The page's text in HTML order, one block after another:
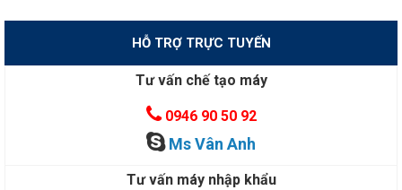
HỖ TRỢ TRỰC TUYẾN
Tư vấn chế tạo máy
0946 90 50 92
Ms Vân Anh
Tư vấn máy nhập khẩu